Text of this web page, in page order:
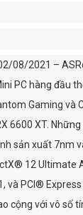
08/2021 –
PC hàng đầu
Gaming và
6600 XT.
sản xuất 7nm
12 Ultimate
và PCI®
cộng với vô số